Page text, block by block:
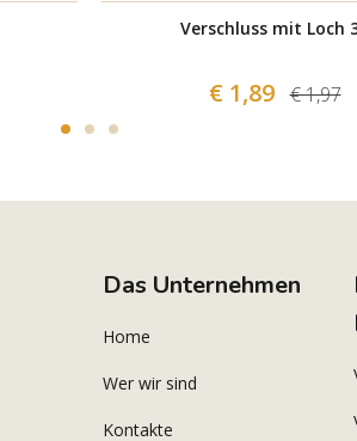
Verschluss mit Loch
€ 1,89 € 1,97
Das Unternehmen
Home
Wer wir sind
Kontakte